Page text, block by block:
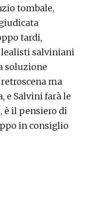
tombale,
tardi,
lealisti salviniani
soluzione
ma
e Salvini farà le
il pensiero di
in consiglio